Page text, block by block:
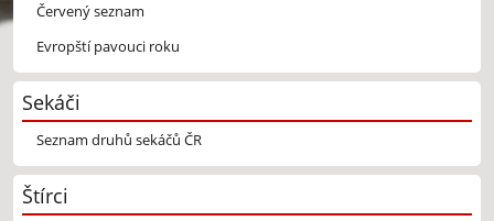
Červený seznam
Evropští pavouci roku
Sekáči
Seznam druhů sekáčů ČR
Štírci